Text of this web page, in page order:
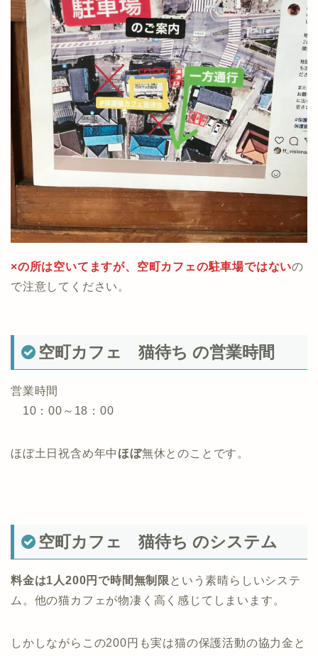
×の所は空いてますが、空町カフェの駐車場ではないの
で注意してください。
空町カフェ 猫待ち の営業時間
営業時間
10：00～18：00
ほぼ土日祝含め年中 ほぼ無休とのことです。
空町カフェ 猫待ち のシステム
料金は1人200円で時間無制限 という素晴らしいシステ
ム。他の猫カフェが物凄く高く感じてしまいます。
しかしながらこの200円も実は猫の保護活動の協力金と